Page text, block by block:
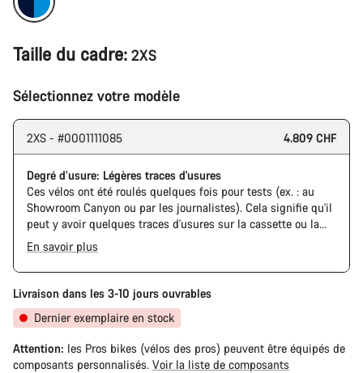
Taille du cadre: 2XS
Sélectionnez votre modèle
2XS - #0001111085 4.809 CHF
Degré d’usure: Légères traces d'usures
Ces vélos ont été roulés quelques fois pour tests (ex. : au
Showroom Canyon ou par les journalistes). Cela signifie qu'il
peut y avoir quelques traces d'usures sur la cassette ou la
chaine. De plus, le cadre et les composants peuvent avoir des
rayures ou des éclats de peinture. Cependant, tous les
composants sont parfaitement fonctionnels.
En savoir plus
Livraison dans les 3-10 jours ouvrables
Dernier exemplaire en stock
Attention: les Pros bikes (vélos des pros) peuvent être équipés de
composants personnalisés. Voir la liste de composants